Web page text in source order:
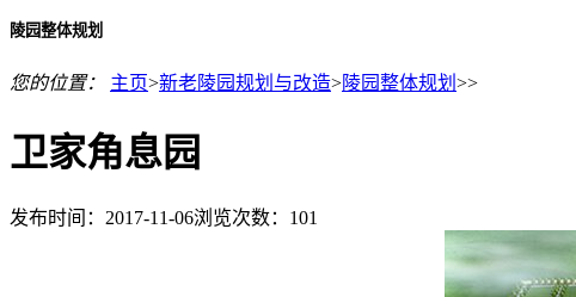
陵园整体规划
您的位置： 主页>新老陵园规划与改造>陵园整体规划 >>
卫家角息园
发布时间：2017-11-06浏览次数： 101